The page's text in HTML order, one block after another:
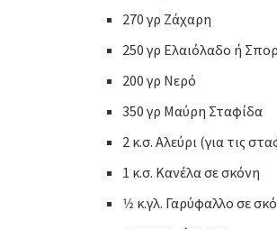
270 γρ Ζάχαρη
250 γρ Ελαιόλαδο ή
200 γρ Νερό
350 γρ Μαύρη Σταφίδα
2 κ.σ. Αλεύρι (για τις
1 κ.σ. Κανέλα σε σκόνη
1⁄2 κ.γλ. Γαρύφαλλο σε